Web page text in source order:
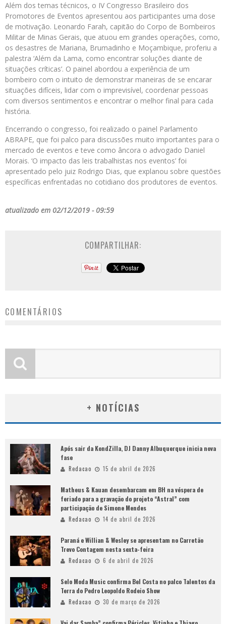
Além dos temas técnicos, o IV Congresso Brasileiro dos
Promotores de Eventos apresentou aos participantes uma dose
de motivação. Leonardo Farah, capitão do Corpo de Bombeiros
Militar de Minas Gerais, que atuou em grandes operações, como,
os desastres de Mariana, Brumadinho e Moçambique, proferiu a
palestra ‘Além da Lama, como encontrar soluções diante de
situações críticas’. O painel abordou a experiência de um
bombeiro com o intuito de demonstrar maneiras de se encarar
situações difíceis, lidar com o imprevisível, coordenar pessoas
com diversos sentimentos e encontrar o melhor final para cada
história.
Encerrando o congresso, foi realizado o painel Parlamento
ABRAPE, que foi palco para discussões muito importantes para o
mercado de eventos e teve como âncora o advogado Daniel
Morais. ‘O impacto das leis trabalhistas nos eventos’ foi
apresentado pelo juiz Rodrigo Dias, que explanou sobre questões
específicas enfrentadas no cotidiano dos produtores de eventos.
atualizado em 02/12/2019 - 09:59
COMPARTILHAR:
COMENTÁRIOS
+ NOTÍCIAS
Após sair da KondZilla, DJ Danny Albuquerque inicia nova
fase
Redacao 15 de abril de 2026
Matheus & Kauan desembarcam em BH na véspera de
feriado para a gravação do projeto “Astral” com
participação de Simone Mendes
Redacao 14 de abril de 2026
Paraná e Willian & Wesley se apresentam no Carretão
Trevo Contagem nesta sexta-feira
Redacao 6 de abril de 2026
Selo Moda Music confirma Bel Costa no palco Talentos da
Terra do Pedro Leopoldo Rodeio Show
Redacao 30 de março de 2026